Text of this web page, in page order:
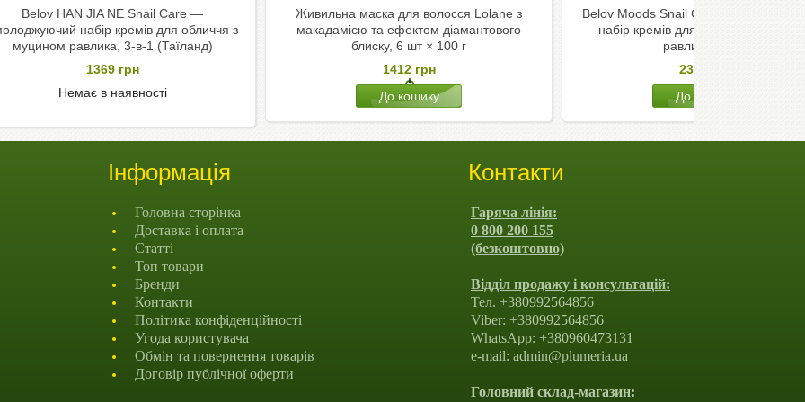
Belov HAN JIA NE Snail Care —
набір кремів для обличчя з
муцином равлика, 3-в-1 (Таїланд)
1369 грн
Немає в наявності
Живильна маска для волосся Lolane з
макадамією та ефектом діамантового
блиску, 6 шт × 100 г
1412 грн
Belov Moods Snail Care —
набір кремів для обличчя з
равлика, 4-в-1
2384
Інформація
Головна сторінка
Доставка і оплата
Статті
Топ товари
Бренди
Контакти
Політика конфіденційності
Угода користувача
Обмін та повернення товарів
Договір публічної оферти
Контакти
Гаряча лінія:
0 800 200 155
(безкоштовно)
Відділ продажу і консультацій:
Тел. +380992564856
Viber: +380992564856
WhatsApp: +380960473131
e-mail: admin@plumeria.ua
Головний склад-магазин: